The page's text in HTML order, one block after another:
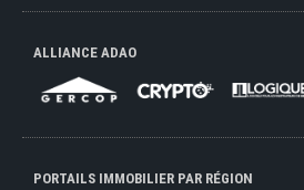
ALLIANCE ADAO
PORTAILS IMMOBILIER PAR RÉGION